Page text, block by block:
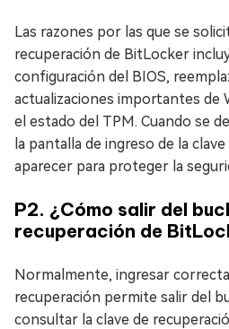
Las razones por las que se
recuperación de BitLocker
configuración del BIOS,
actualizaciones importantes de
el estado del TPM. Cuando se
la pantalla de ingreso de la
aparecer para proteger la
P2. ¿Cómo salir del
recuperación de
Normalmente, ingresar
recuperación permite salir del
consultar la clave de